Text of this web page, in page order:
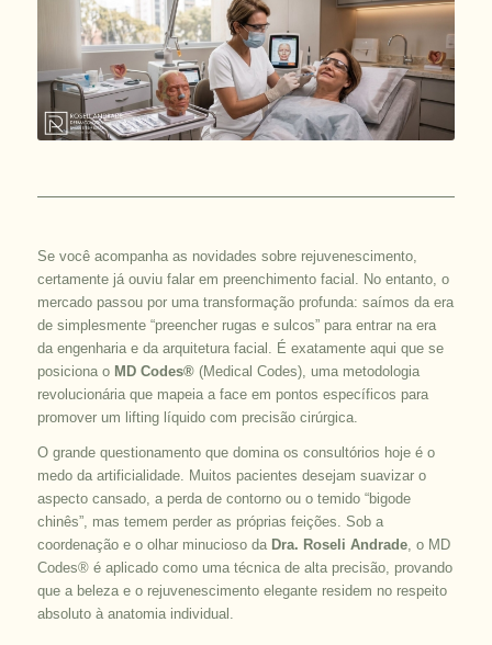
Se você acompanha as novidades sobre rejuvenescimento,
certamente já ouviu falar em preenchimento facial. No entanto, o
mercado passou por uma transformação profunda: saímos da era
de simplesmente “preencher rugas e sulcos” para entrar na era
da engenharia e da arquitetura facial. É exatamente aqui que se
posiciona o MD Codes®(Medical Codes), uma metodologia
revolucionária que mapeia a face em pontos específicos para
promover um liftinglíquido com precisão cirúrgica.
O grande questionamento que domina os consultórios hoje é o
medo da artificialidade. Muitos pacientes desejam suavizar o
aspecto cansado, a perda de contorno ou o temido “bigode
chinês”, mas temem perder as próprias feições. Sob a
coordenação e o olhar minucioso da Dra. Roseli Andrade, o MD
Codes® é aplicado como uma técnica de alta precisão, provando
que a beleza e o rejuvenescimento elegante residem no respeito
absoluto à anatomia individual.